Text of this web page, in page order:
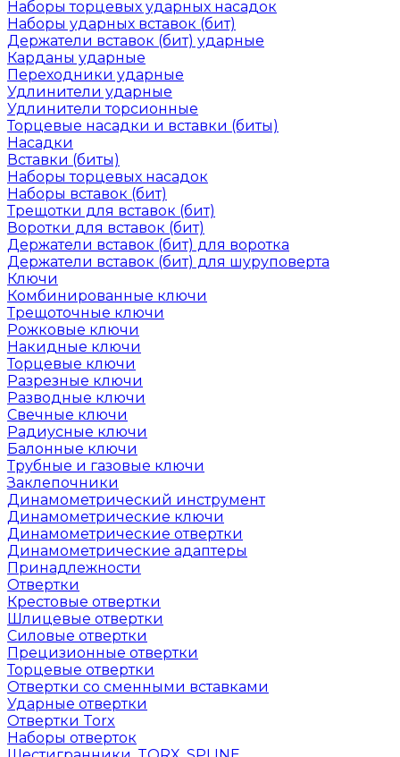
Наборы торцевых ударных насадок
Наборы ударных вставок (бит)
Держатели вставок (бит) ударные
Карданы ударные
Переходники ударные
Удлинители ударные
Удлинители торсионные
Торцевые насадки и вставки (биты)
Насадки
Вставки (биты)
Наборы торцевых насадок
Наборы вставок (бит)
Трещотки для вставок (бит)
Воротки для вставок (бит)
Держатели вставок (бит) для воротка
Держатели вставок (бит) для шуруповерта
Ключи
Комбинированные ключи
Трещоточные ключи
Рожковые ключи
Накидные ключи
Торцевые ключи
Разрезные ключи
Разводные ключи
Свечные ключи
Радиусные ключи
Балонные ключи
Трубные и газовые ключи
Заклепочники
Динамометрический инструмент
Динамометрические ключи
Динамометрические отвертки
Динамометрические адаптеры
Принадлежности
Отвертки
Крестовые отвертки
Шлицевые отвертки
Силовые отвертки
Прецизионные отвертки
Торцевые отвертки
Отвертки со сменными вставками
Ударные отвертки
Отвертки Torx
Наборы отверток